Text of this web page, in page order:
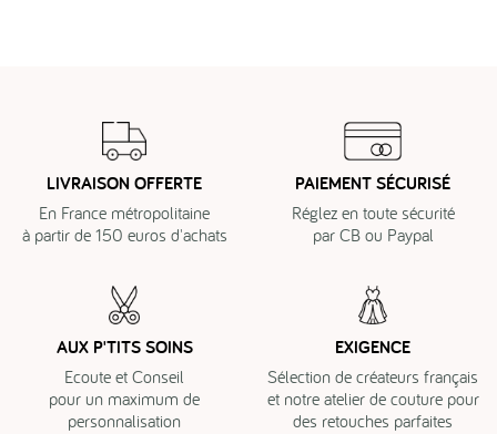
LIVRAISON OFFERTE
En France métropolitaine
à partir de 150 euros d'achats
PAIEMENT SÉCURISÉ
Réglez en toute sécurité
par CB ou Paypal
AUX P'TITS SOINS
Ecoute et Conseil
pour un maximum de
personnalisation
EXIGENCE
Sélection de créateurs français
et notre atelier de couture pour
des retouches parfaites